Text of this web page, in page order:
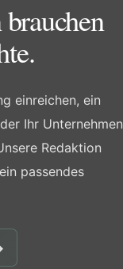
einreichen, ein
Ihr Unternehmen
Redaktion
passendes